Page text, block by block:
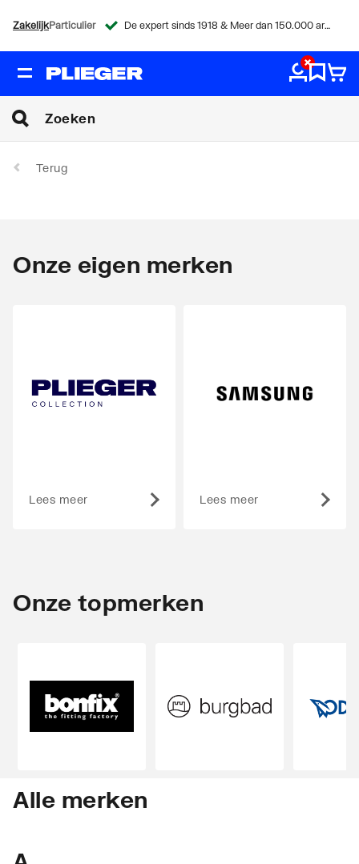
ZakelijkParticulier De expert sinds 1918 & Meer dan 150.000 artikelen
Terug
Onze eigen merken
Lees meer Lees meer
Onze topmerken
Alle merken